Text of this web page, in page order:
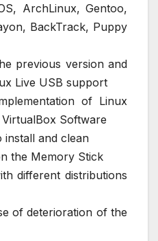
ArchLinux, Gentoo,
BackTrack, Puppy
previous version and
Live USB support
of Linux
Software
install and clean
the Memory Stick
different distributions
of deterioration of the